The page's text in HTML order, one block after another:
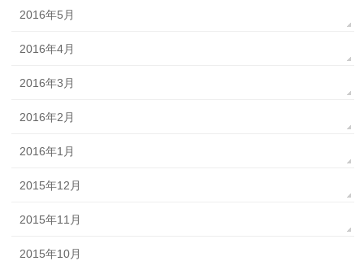
2016年5月
2016年4月
2016年3月
2016年2月
2016年1月
2015年12月
2015年11月
2015年10月